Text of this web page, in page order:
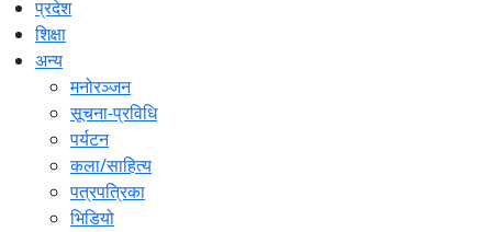
प्रदेश
शिक्षा
अन्य
मनोरञ्जन
सूचना-प्रविधि
पर्यटन
कला/साहित्य
पत्रपत्रिका
भिडियो